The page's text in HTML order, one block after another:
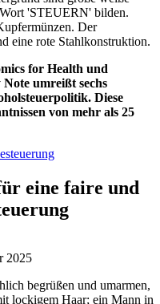
for Health und
umreißt sechs
Diese
von mehr als 25
eine faire und
2025